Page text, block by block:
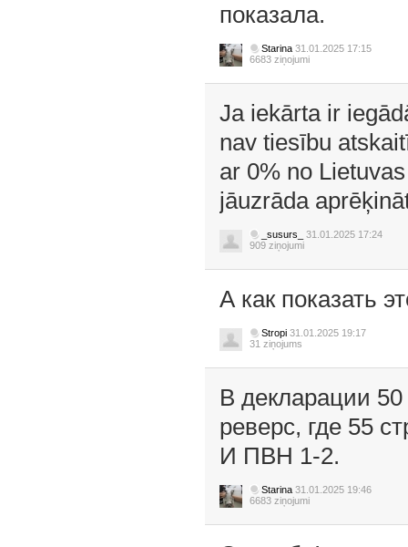
показала.
Starina 31.01.2025 17:15
6683 ziņojumi
Ja iekārta ir
nav tiesību
ar 0% no
jāuzrāda
_susurs_
31.01.2025 17:24
909 ziņojumi
А как показать
Stropi 31.01.2025 19:17
31 ziņojums
В декларации
реверс, где 55
И ПВН 1-2.
Starina 31.01.2025 19:46
6683 ziņojumi